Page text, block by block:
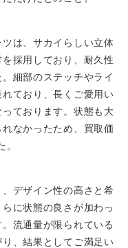
は、サカイらしい立体
採用しており、耐久性
細部のステッチやライ
ており、長くご愛用い
ております。状態も大
なかったため、買取価
デザイン性の高さと希
に状態の良さが加わっ
流通量が限られている
、結果としてご満足い